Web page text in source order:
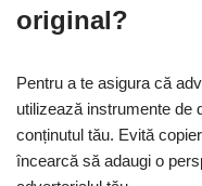
original?
Pentru a te asigura că
utilizează instrumente de
conținutul tău. Evită
încearcă să adaugi o